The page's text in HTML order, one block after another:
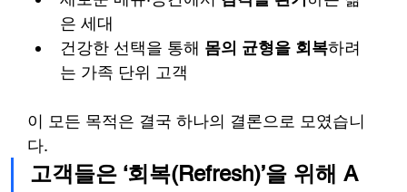
은 세대
건강한 선택을 통해 몸의 균형을 회복하려
는 가족 단위 고객
이 모든 목적은 결국 하나의 결론으로 모였습니
다.
고객들은 ‘회복(Refresh)’을 위해 A